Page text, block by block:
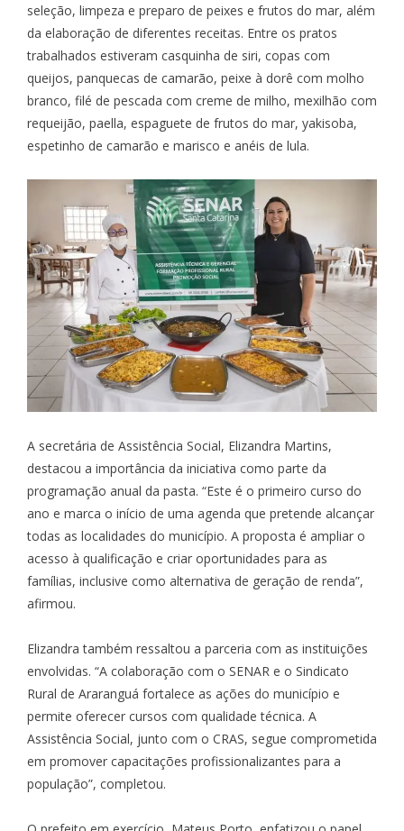
seleção, limpeza e preparo de peixes e frutos do mar, além
da elaboração de diferentes receitas. Entre os pratos
trabalhados estiveram casquinha de siri, copas com
queijos, panquecas de camarão, peixe à dorê com molho
branco, filé de pescada com creme de milho, mexilhão com
requeijão, paella, espaguete de frutos do mar, yakisoba,
espetinho de camarão e marisco e anéis de lula.
A secretária de Assistência Social, Elizandra Martins,
destacou a importância da iniciativa como parte da
programação anual da pasta. “Este é o primeiro curso do
ano e marca o início de uma agenda que pretende alcançar
todas as localidades do município. A proposta é ampliar o
acesso à qualificação e criar oportunidades para as
famílias, inclusive como alternativa de geração de renda”,
afirmou.
Elizandra também ressaltou a parceria com as instituições
envolvidas. “A colaboração com o SENAR e o Sindicato
Rural de Araranguá fortalece as ações do município e
permite oferecer cursos com qualidade técnica. A
Assistência Social, junto com o CRAS, segue comprometida
em promover capacitações profissionalizantes para a
população”, completou.